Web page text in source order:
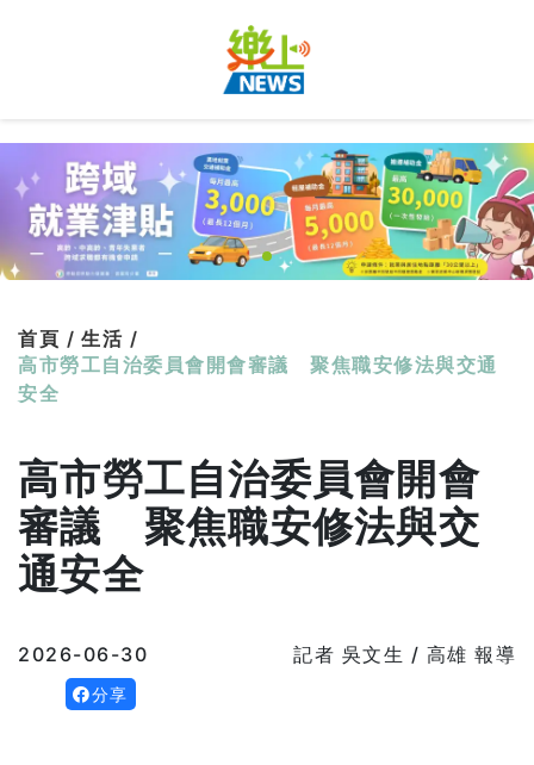
首頁 / 生活 /
高市勞工自治委員會開會審議 聚焦職安修法與交通
安全
高市勞工自治委員會開會
審議 聚焦職安修法與交
通安全
2026-06-30 記者 吳文生 / 高雄 報導
分享